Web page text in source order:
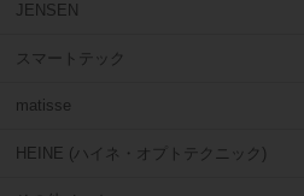
JENSEN
スマートテック
matisse
HEINE (ハイネ・オプトテクニック)